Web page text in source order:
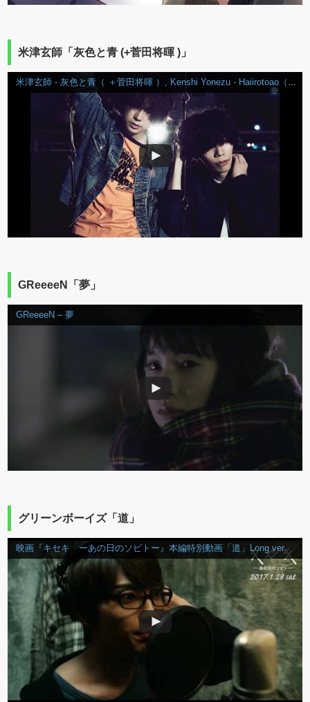
米津玄師「灰色と青 (+菅田将暉 )」
米津玄師 - 灰色と青（ ＋菅田将暉 ）, Kenshi Yonezu - Haiirotoao（+Masaki Suda)
GReeeeN「夢」
GReeeeN – 夢
グリーンボーイズ「道」
映画『キセキ ーあの日のソビトー』本編特別動画「道」Long ver.